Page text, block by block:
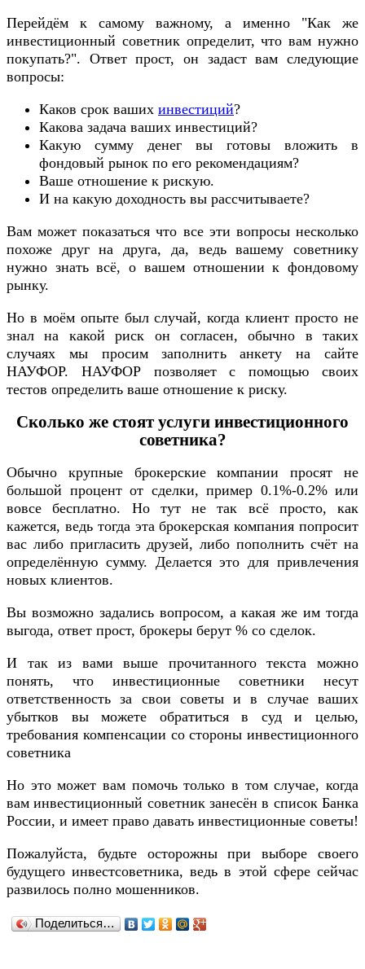
Перейдём к самому важному, а именно "Как же
инвестиционный советник определит, что вам нужно
покупать?". Ответ прост, он задаст вам следующие
вопросы:
Каков срок ваших инвестиций?
Какова задача ваших инвестиций?
Какую сумму денег вы готовы вложить в
фондовый рынок по его рекомендациям?
Ваше отношение к рискую.
И на какую доходность вы рассчитываете?
Вам может показаться что все эти вопросы несколько
похоже друг на друга, да, ведь вашему советнику
нужно знать всё, о вашем отношении к фондовому
рынку.
Но в моём опыте был случай, когда клиент просто не
знал на какой риск он согласен, обычно в таких
случаях мы просим заполнить анкету на сайте
НАУФОР. НАУФОР позволяет с помощью своих
тестов определить ваше отношение к риску.
Сколько же стоят услуги инвестиционного
советника?
Обычно крупные брокерские компании просят не
большой процент от сделки, пример 0.1%-0.2% или
вовсе бесплатно. Но тут не так всё просто, как
кажется, ведь тогда эта брокерская компания попросит
вас либо пригласить друзей, либо пополнить счёт на
определённую сумму. Делается это для привлечения
новых клиентов.
Вы возможно задались вопросом, а какая же им тогда
выгода, ответ прост, брокеры берут % со сделок.
И так из вами выше прочитанного текста можно
понять, что инвестиционные советники несут
ответственность за свои советы и в случае ваших
убытков вы можете обратиться в суд и целью,
требования компенсации со стороны инвестиционного
советника
Но это может вам помочь только в том случае, когда
вам инвестиционный советник занесён в список Банка
России, и имеет право давать инвестиционные советы!
Пожалуйста, будьте осторожны при выборе своего
будущего инвестсоветника, ведь в этой сфере сейчас
развилось полно мошенников.
Поделиться…